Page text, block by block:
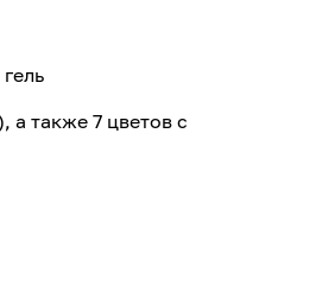
а также 7 цветов с